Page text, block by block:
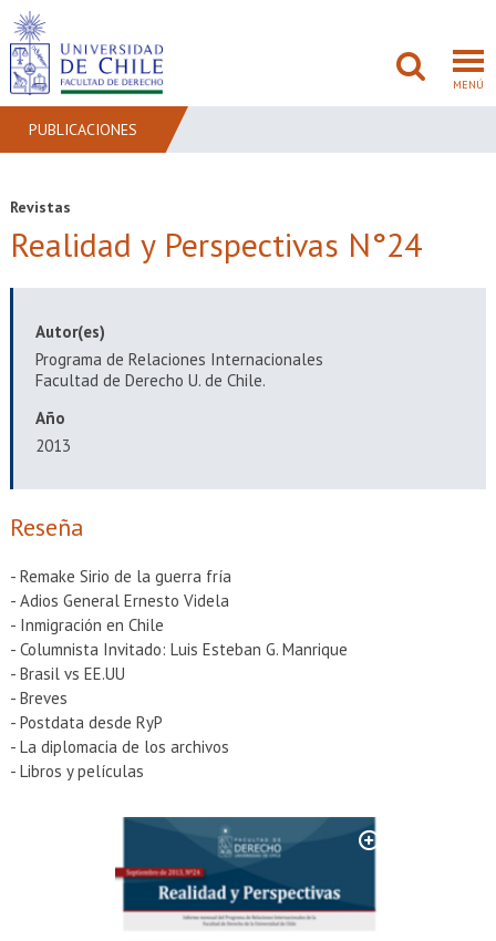
MENÚ
PREGRADO
POSTGRADO
EXTENSIÓN
Egresados
PUBLICACIONES
Revistas
Realidad y Perspectivas N°24
Autor(es)
Programa de Relaciones Internacionales
Facultad de Derecho U. de Chile.
Año
2013
Reseña
- Remake Sirio de la guerra fría
- Adios General Ernesto Videla
- Inmigración en Chile
- Columnista Invitado: Luis Esteban G. Manrique
- Brasil vs EE.UU
- Breves
- Postdata desde RyP
- La diplomacia de los archivos
- Libros y películas